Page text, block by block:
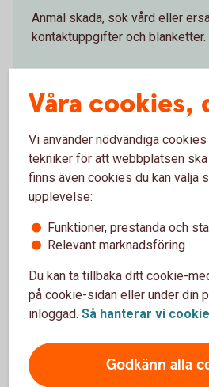
Anmäl skada, sök vård eller
kontaktuppgifter och blanketter.
Försäkringsgivare
Tre Kronor Försäkring AB
Välj innehåll i
Våra cookies,
Vi använder nödvändiga
tekniker för att webbplatsen
finns även cookies du kan välja
upplevelse:
Funktioner, prestanda och
Relevant marknadsföring
Du kan ta tillbaka ditt cookie-
på cookie-sidan eller under din
inloggad. Så hanterar vi
Godkänn alla